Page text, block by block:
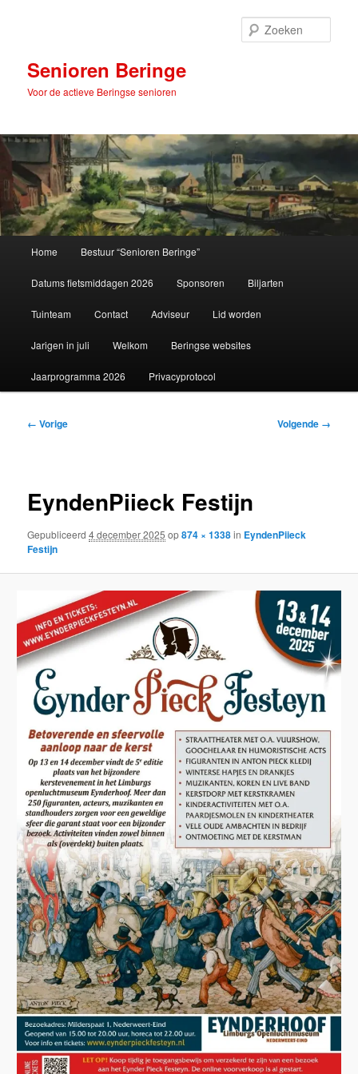
inhoudSenioren Beringe
Voor de actieve Beringse senioren
Home Bestuur “Senioren Beringe”
Datums fietsmiddagen 2026 Sponsoren Biljarten
Tuinteam Contact Adviseur Lid worden
Jarigen in juli Welkom Beringse websites
Jaarprogramma 2026 Privacyprotocol
Afbeeldingsnavigatie
← Vorige Volgende →
EyndenPiieck Festijn
Gepubliceerd4 december 2025 op874 × 1338in EyndenPiieck
Festijn